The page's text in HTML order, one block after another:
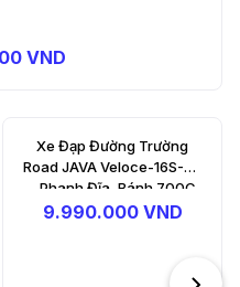
VND
Xe Đạp Đua Đường
Trường Road JAVA Auriga
18S - Phanh Đĩa, Bánh
700C
12.990.000 VND